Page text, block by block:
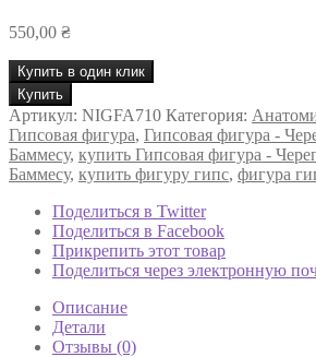
550,00 ₴
Купить в один клик
Количество
товара
Гіпсова
фігура
Череп
обрубовка
Баммесу
Купить
Артикул: NIGFA710 Категория:
Гипсовая фигура, Гипсовая фигура -
Баммесу, купить Гипсовая фигура -
Баммесу, купить фигуру гипс, фигура
Поделиться в Twitter
Поделиться в Facebook
Прикрепить этот товар
Поделиться через электронную
Описание
Детали
Отзывы (0)